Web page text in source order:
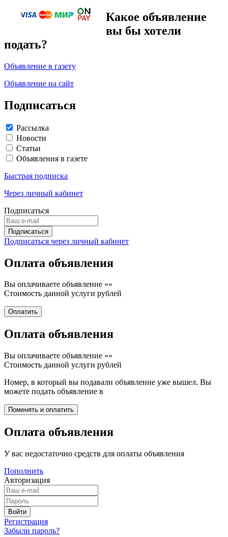
Какое объявление
вы бы хотели
подать?
Объявление в газету
Объявление на сайт
Подписаться
Рассылка
Новости
Статьи
Объявления в газете
Быстрая подписка
Через личный кабинет
Подписаться
Подписаться через личный кабинет
Оплата объявления
Вы оплачиваете объявление «»
Стоимость данной услуги рублей
Оплата объявления
Вы оплачиваете объявление «»
Стоимость данной услуги рублей
Номер, в который вы подавали объявление уже вышел. Вы
можете подать объявление в
Оплата объявления
У вас недостаточно средств для оплаты объявления
Пополнить
Авторизация
Регистрация
Забыли пароль?